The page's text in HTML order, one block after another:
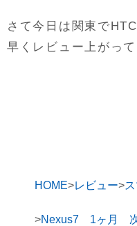
さて今日は関東で
早くレビュー上がって
HOME レビュー
Nexus7 1ヶ月 次